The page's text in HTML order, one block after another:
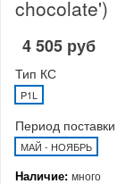
chocolate')
4 505 руб
Тип КС
P1L
Период поставки
МАЙ - НОЯБРЬ
Наличие: много